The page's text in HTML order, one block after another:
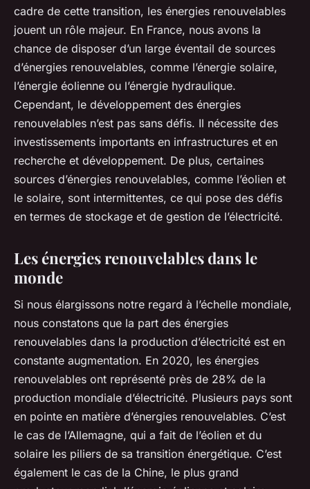
cadre de cette transition, les énergies renouvelables
jouent un rôle majeur. En France, nous avons la
chance de disposer d’un large éventail de sources
d’énergies renouvelables, comme l’énergie solaire,
l’énergie éolienne ou l’énergie hydraulique.
Cependant, le développement des énergies
renouvelables n’est pas sans défis. Il nécessite des
investissements importants en infrastructures et en
recherche et développement. De plus, certaines
sources d’énergies renouvelables, comme l’éolien et
le solaire, sont intermittentes, ce qui pose des défis
en termes de stockage et de gestion de l’électricité.
Les énergies renouvelables dans le
monde
Si nous élargissons notre regard à l’échelle mondiale,
nous constatons que la part des énergies
renouvelables dans la production d’électricité est en
constante augmentation. En 2020, les énergies
renouvelables ont représenté près de 28% de la
production mondiale d’électricité. Plusieurs pays sont
en pointe en matière d’énergies renouvelables. C’est
le cas de l’Allemagne, qui a fait de l’éolien et du
solaire les piliers de sa transition énergétique. C’est
également le cas de la Chine, le plus grand